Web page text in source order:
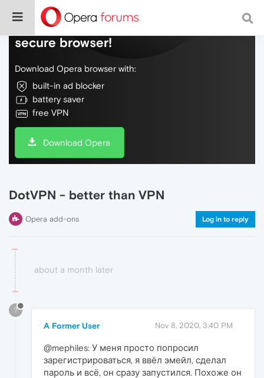
Do more on the web, with a fast and
secure browser!
Download Opera browser with:
built-in ad blocker
battery saver
free VPN
Download Opera
DotVPN - better than VPN
Opera add-ons Log in to reply
about a month later
?
A Former User Nov 8, 2020, 3:40 PM
@mephiles: У меня просто попросил
зарегистрироваться, я ввёл эмейл, сделал
пароль и всё, он сразу запустился. Похоже он